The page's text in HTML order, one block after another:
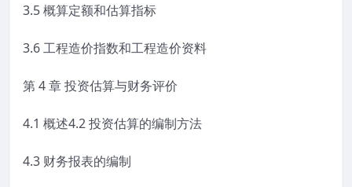
3.5 概算定额和估算指标
3.6 工程造价指数和工程造价资料
第 4 章 投资估算与财务评价
4.1 概述4.2 投资估算的编制方法
4.3 财务报表的编制